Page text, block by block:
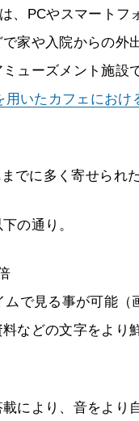
、PCやスマート
家や入院からの
ューズメント施
用いたカフェにお
でに多く寄せられ
の通り。
で見る事が可能
などの文字をより
により、音をよ